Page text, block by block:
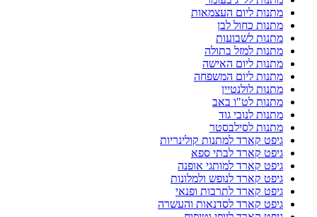
מתנות ליום העצמאות
מתנות כחול לבן
מתנות לשבועות
מתנות למזל בתולה
מתנות ליום האישה
מתנות ליום המשפחה
מתנות לולנטיין
מתנות לט"ו באב
מתנות לנובי גוד
מתנות לסילבסטר
גיפט קארד למתנות קולינריות
גיפט קארד לבתי ספא
גיפט קארד למותגי אופנה
גיפט קארד לנופש ולמלונות
גיפט קארד לתרבות ופנאי
גיפט קארד לסדנאות והעשרה